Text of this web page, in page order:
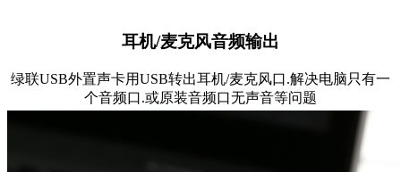
耳机/麦克风音频输出
绿联USB外置声卡用USB转出耳机/麦克风口.解决电脑只有一
个音频口.或原装音频口无声音等问题